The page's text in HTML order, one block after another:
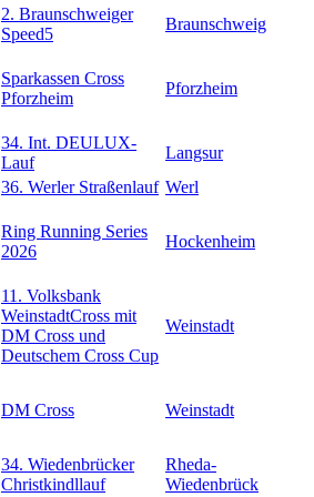
2. Braunschweiger
Speed5
Braunschweig
Sparkassen Cross
Pforzheim
Pforzheim
34. Int. DEULUX-
Lauf
Langsur
36. Werler Straßenlauf Werl
Ring Running Series
2026
Hockenheim
11. Volksbank
WeinstadtCross mit
DM Cross und
Deutschem Cross Cup
Weinstadt
DM Cross Weinstadt
34. Wiedenbrücker
Christkindllauf
Rheda-
Wiedenbrück